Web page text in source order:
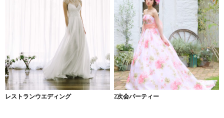
レストランウエディング 2次会パーティー